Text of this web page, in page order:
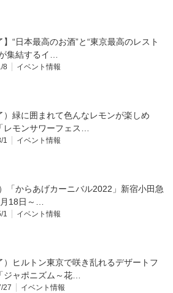
】“日本最高のお酒”と“東京最高のレスト
集結するイ…
8 イベント情報
）緑に囲まれて色んなレモンが楽しめ
レモンサワーフェス…
1 イベント情報
「からあげカーニバル2022」新宿小田急
18日～…
1 イベント情報
）ヒルトン東京で咲き乱れるデザートフ
ジャポニズム～花…
27 イベント情報